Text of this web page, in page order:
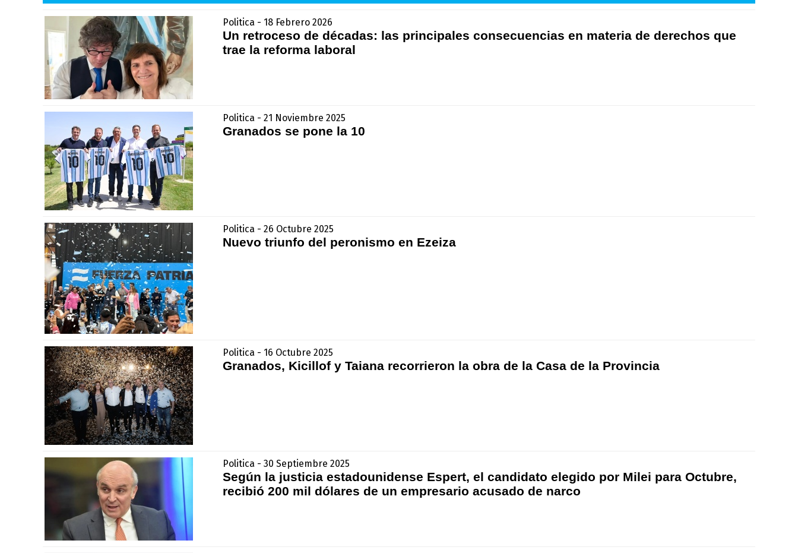
Politica - 18 Febrero 2026
Un retroceso de décadas: las principales consecuencias en materia de derechos que
trae la reforma laboral
Politica - 21 Noviembre 2025
Granados se pone la 10
Politica - 26 Octubre 2025
Nuevo triunfo del peronismo en Ezeiza
Politica - 16 Octubre 2025
Granados, Kicillof y Taiana recorrieron la obra de la Casa de la Provincia
Politica - 30 Septiembre 2025
Según la justicia estadounidense Espert, el candidato elegido por Milei para Octubre,
recibió 200 mil dólares de un empresario acusado de narco